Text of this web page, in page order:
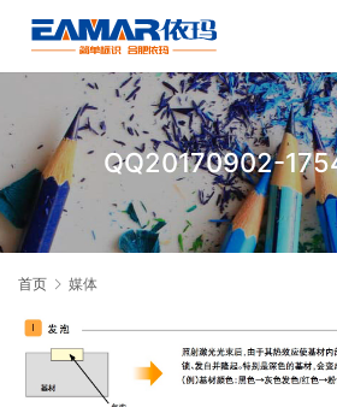
QQ20170902-
首页 媒体